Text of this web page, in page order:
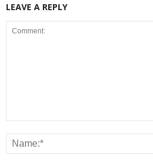
LEAVE A REPLY